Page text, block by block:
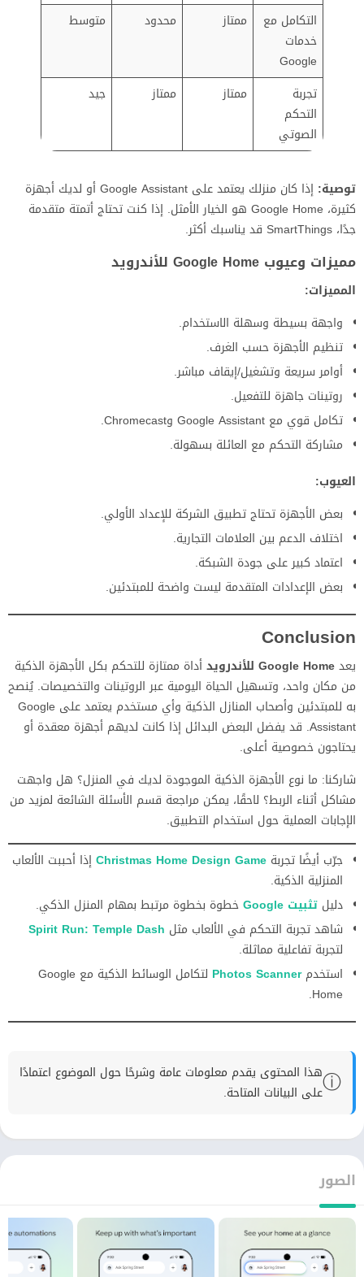
التكامل مع
خدمات
Google
ممتاز محدود متوسط
تجربة
التحكم
الصوتي
ممتاز ممتاز جيد
توصية:
إذا كان منزلك يعتمد على Google Assistant أو لديك أجهزة
كثيرة، Google Home هو الخيار الأمثل. إذا كنت تحتاج أتمتة متقدمة
جدًا، SmartThings قد يناسبك أكثر.
مميزات وعيوب Google Home للأندرويد
المميزات:
واجهة بسيطة وسهلة الاستخدام.
تنظيم الأجهزة حسب الغرف.
أوامر سريعة وتشغيل/إيقاف مباشر.
روتينات جاهزة للتفعيل.
تكامل قوي مع Google Assistant وChromecast.
مشاركة التحكم مع العائلة بسهولة.
العيوب:
بعض الأجهزة تحتاج تطبيق الشركة للإعداد الأولي.
اختلاف الدعم بين العلامات التجارية.
اعتماد كبير على جودة الشبكة.
بعض الإعدادات المتقدمة ليست واضحة للمبتدئين.
Conclusion
يعدGoogle Home للأندرويد
أداة ممتازة للتحكم بكل الأجهزة الذكية
من مكان واحد، وتسهيل الحياة اليومية عبر الروتينات والتخصيصات. يُنصح
به للمبتدئين وأصحاب المنازل الذكية وأي مستخدم يعتمد على Google
Assistant. قد يفضل البعض البدائل إذا كانت لديهم أجهزة معقدة أو
يحتاجون خصوصية أعلى.
شاركنا: ما نوع الأجهزة الذكية الموجودة لديك في المنزل؟ هل واجهت
مشاكل أثناء الربط؟ لاحقًا، يمكن مراجعة قسم الأسئلة الشائعة لمزيد من
الإجابات العملية حول استخدام التطبيق.
جرّب أيضًا تجربة Christmas Home Design Game إذا أحببت الألعاب
المنزلية الذكية.
دليل تثبيت Google
خطوة بخطوة مرتبط بمهام المنزل الذكي.
شاهد تجربة التحكم في الألعاب مثل Spirit Run: Temple Dash
لتجربة تفاعلية مماثلة.
استخدمPhotos Scanner
لتكامل الوسائط الذكية مع Google
Home.
ⓘهذا المحتوى يقدم معلومات عامة وشرحًا حول الموضوع اعتمادًا
على البيانات المتاحة.
الصور